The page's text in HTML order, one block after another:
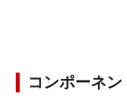
コンポーネ